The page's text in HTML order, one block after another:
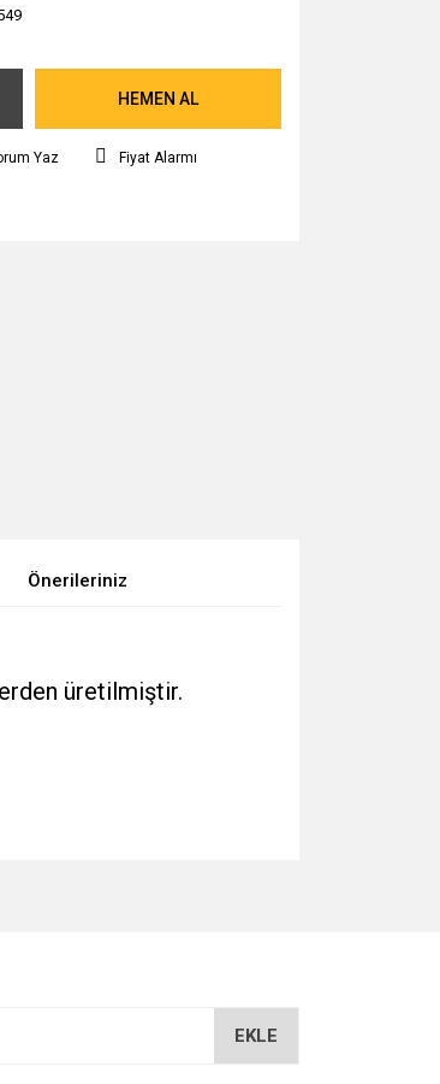
HEMEN AL
Yaz Fiyat Alarmı
Önerileriniz
üretilmiştir.
EKLE